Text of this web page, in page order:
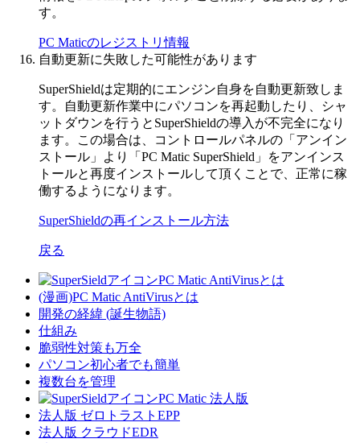
す。
PC Maticのレジストリ情報
自動更新に失敗した可能性があります
SuperShieldは定期的にエンジン自身を自動更新致しま
す。自動更新作業中にパソコンを再起動したり、シャ
ットダウンを行うとSuperShieldの導入が不完全になり
ます。この場合は、コントロールパネルの「アンイン
ストール」より「PC Matic SuperShield」をアンインス
トールと再度インストールして頂くことで、正常に稼
働するようになります。
SuperShieldの再インストール方法
戻る
PC Matic AntiVirusとは
(漫画)PC Matic AntiVirusとは
開発の経緯 (誕生物語)
仕組み
脆弱性対策も万全
パソコン初心者でも簡単
複数台を管理
PC Matic 法人版
法人版 ゼロトラストEPP
法人版 クラウドEDR